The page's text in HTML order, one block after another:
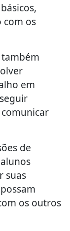
com os
em
de
suas
os outros